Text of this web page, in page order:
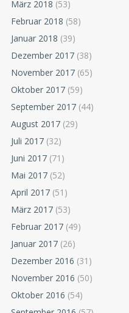
März 2018 (53)
Februar 2018 (58)
Januar 2018 (39)
Dezember 2017 (38)
November 2017 (65)
Oktober 2017 (59)
September 2017 (44)
August 2017 (29)
Juli 2017 (32)
Juni 2017 (71)
Mai 2017 (52)
April 2017 (51)
März 2017 (53)
Februar 2017 (49)
Januar 2017 (26)
Dezember 2016 (31)
November 2016 (50)
Oktober 2016 (54)